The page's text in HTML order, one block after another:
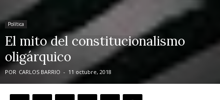
Política
El mito del constitucionalismo
oligárquico
POR CARLOS BARRIO - 11 octubre, 2018